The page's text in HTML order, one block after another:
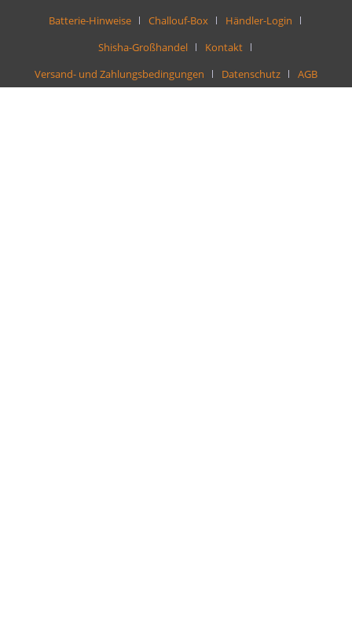
Batterie-Hinweise Challouf-Box
Händler-Login
Shisha-Großhandel
Kontakt
Versand- und Zahlungsbedingungen
Datenschutz AGB